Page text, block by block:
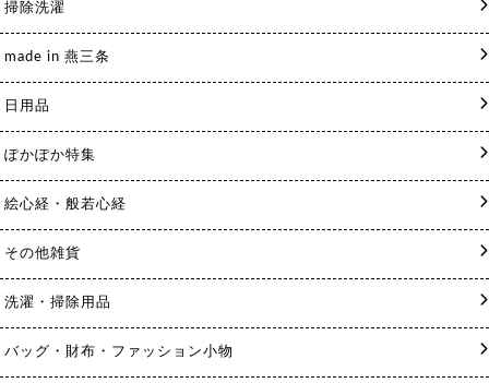
掃除洗濯
made in 燕三条
日用品
ぽかぽか特集
絵心経・般若心経
その他雑貨
洗濯・掃除用品
バッグ・財布・ファッション小物